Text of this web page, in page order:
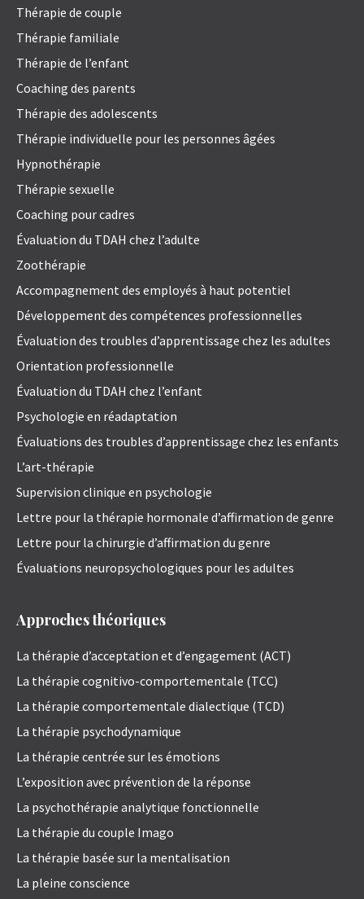
Thérapie de couple
Thérapie familiale
Thérapie de l’enfant
Coaching des parents
Thérapie des adolescents
Thérapie individuelle pour les personnes âgées
Hypnothérapie
Thérapie sexuelle
Coaching pour cadres
Évaluation du TDAH chez l’adulte
Zoothérapie
Accompagnement des employés à haut potentiel
Développement des compétences professionnelles
Évaluation des troubles d’apprentissage chez les adultes
Orientation professionnelle
Évaluation du TDAH chez l’enfant
Psychologie en réadaptation
Évaluations des troubles d’apprentissage chez les enfants
L’art-thérapie
Supervision clinique en psychologie
Lettre pour la thérapie hormonale d’affirmation de genre
Lettre pour la chirurgie d’affirmation du genre
Évaluations neuropsychologiques pour les adultes
Approches théoriques
La thérapie d’acceptation et d’engagement (ACT)
La thérapie cognitivo-comportementale (TCC)
La thérapie comportementale dialectique (TCD)
La thérapie psychodynamique
La thérapie centrée sur les émotions
L’exposition avec prévention de la réponse
La psychothérapie analytique fonctionnelle
La thérapie du couple Imago
La thérapie basée sur la mentalisation
La pleine conscience